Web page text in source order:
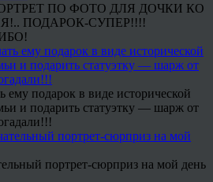
ПО ФОТО ДЛЯ ДОЧКИ КО
ПОДАРОК-СУПЕР!!!!
подарок в виде исторической
и подарить статуэтку — шарж от
портрет-сюрприз на мой день